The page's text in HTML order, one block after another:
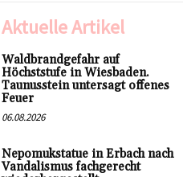
Aktuelle Artikel
Waldbrandgefahr auf
Höchststufe in Wiesbaden.
Taunusstein untersagt offenes
Feuer
06.08.2026
Nepomukstatue in Erbach nach
Vandalismus fachgerecht